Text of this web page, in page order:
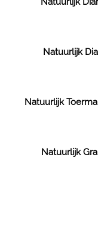
Natuurlijk
Natuurlijk
Natuurlijk